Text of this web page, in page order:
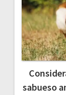
sabueso